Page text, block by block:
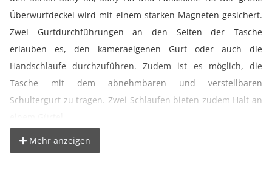
Überwurfdeckel wird mit einem starken Magneten gesichert.
Zwei Gurtdurchführungen an den Seiten der Tasche
erlauben es, den kameraeigenen Gurt oder auch die
Handschlaufe durchzuführen. Zudem ist es möglich, die
Tasche mit dem abnehmbaren und verstellbaren
Schultergurt zu tragen. Zwei Schlaufen bieten zudem Halt an
Abmessungen innen (BxHxT): 12x8x5,5cm, Gewicht: 60g (ohne
Mehr anzeigen